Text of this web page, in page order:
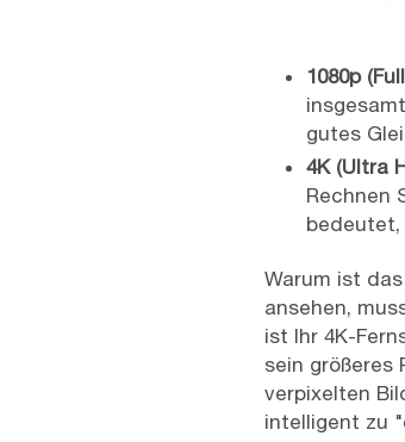
1080p
gutes
4K (Ultra
Rechnen
bedeutet,
Warum ist
ansehen,
ist Ihr 4K-
sein größeres
verpixelten
intelligent zu